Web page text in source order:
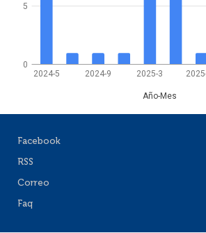
2024-5 2024-9 2025-3
Año-Mes
0
5
Facebook
RSS
Correo
Faq